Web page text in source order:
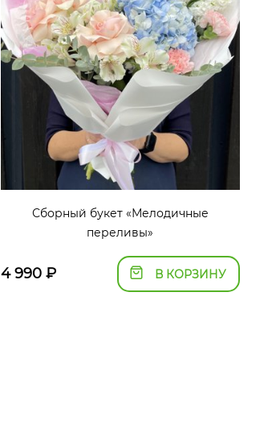
Сборный букет «Мелодичные
переливы»
4 990₽ В КОРЗИНУ